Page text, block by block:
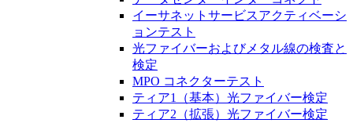
イーサネットサービスアクティベーシ
ョンテスト
光ファイバーおよびメタル線の検査と
検定
MPO コネクターテスト
ティア1（基本）光ファイバー検定
ティア2（拡張）光ファイバー検定